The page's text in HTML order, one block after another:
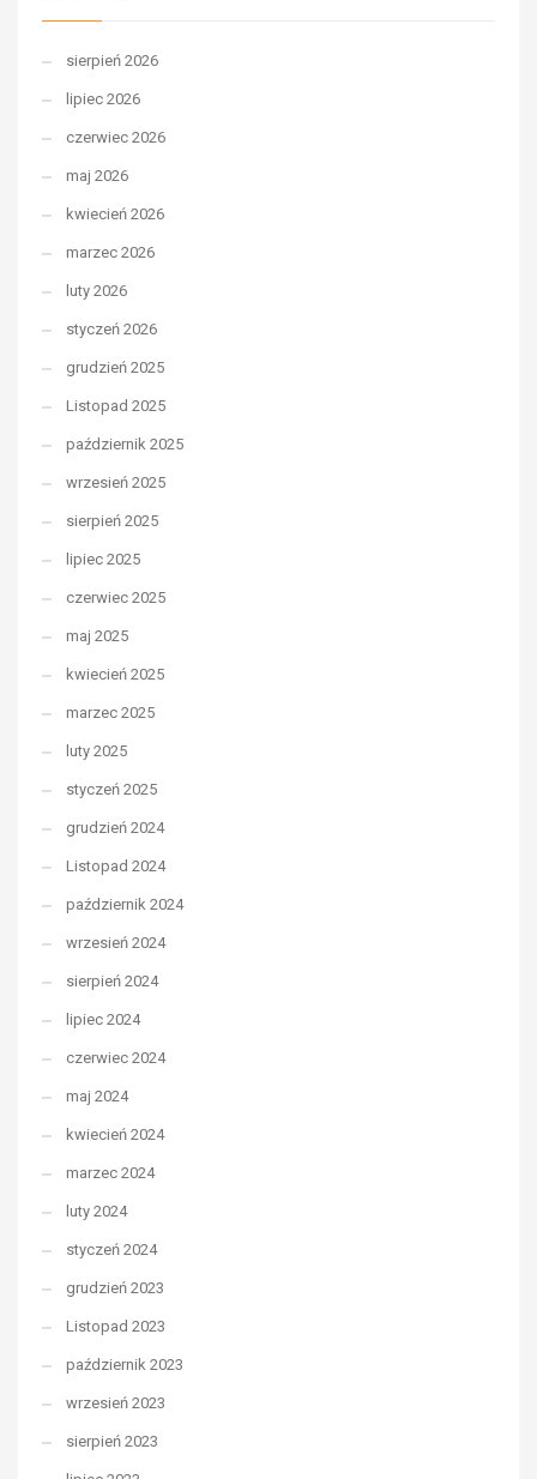
sierpień 2026
lipiec 2026
czerwiec 2026
maj 2026
kwiecień 2026
marzec 2026
luty 2026
styczeń 2026
grudzień 2025
Listopad 2025
październik 2025
wrzesień 2025
sierpień 2025
lipiec 2025
czerwiec 2025
maj 2025
kwiecień 2025
marzec 2025
luty 2025
styczeń 2025
grudzień 2024
Listopad 2024
październik 2024
wrzesień 2024
sierpień 2024
lipiec 2024
czerwiec 2024
maj 2024
kwiecień 2024
marzec 2024
luty 2024
styczeń 2024
grudzień 2023
Listopad 2023
październik 2023
wrzesień 2023
sierpień 2023